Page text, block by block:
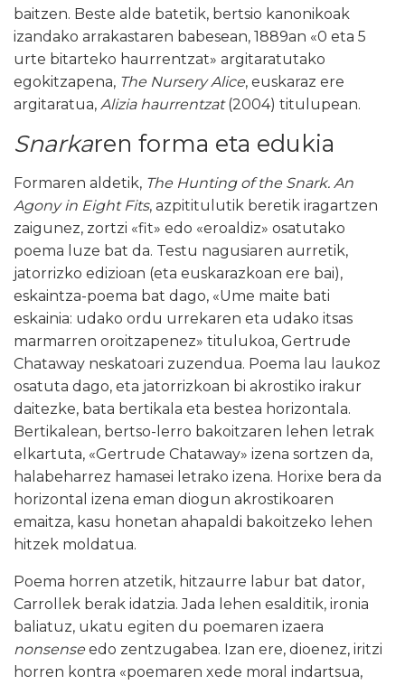
baitzen. Beste alde batetik, bertsio kanonikoak
izandako arrakastaren babesean, 1889an «0 eta 5
urte bitarteko haurrentzat» argitaratutako
egokitzapena, The Nursery Alice, euskaraz ere
argitaratua, Alizia haurrentzat(2004) titulupean.
Snarkaren forma eta edukia
Formaren aldetik, The Hunting of the Snark. An
Agony in Eight Fits, azpititulutik beretik iragartzen
zaigunez, zortzi «fit» edo «eroaldiz» osatutako
poema luze bat da. Testu nagusiaren aurretik,
jatorrizko edizioan (eta euskarazkoan ere bai),
eskaintza-poema bat dago, «Ume maite bati
eskainia: udako ordu urrekaren eta udako itsas
marmarren oroitzapenez» titulukoa, Gertrude
Chataway neskatoari zuzendua. Poema lau laukoz
osatuta dago, eta jatorrizkoan bi akrostiko irakur
daitezke, bata bertikala eta bestea horizontala.
Bertikalean, bertso-lerro bakoitzaren lehen letrak
elkartuta, «Gertrude Chataway» izena sortzen da,
halabeharrez hamasei letrako izena. Horixe bera da
horizontal izena eman diogun akrostikoaren
emaitza, kasu honetan ahapaldi bakoitzeko lehen
hitzek moldatua.
Poema horren atzetik, hitzaurre labur bat dator,
Carrollek berak idatzia. Jada lehen esalditik, ironia
baliatuz, ukatu egiten du poemaren izaera
nonsense edo zentzugabea. Izan ere, dioenez, iritzi
horren kontra «poemaren xede moral indartsua,